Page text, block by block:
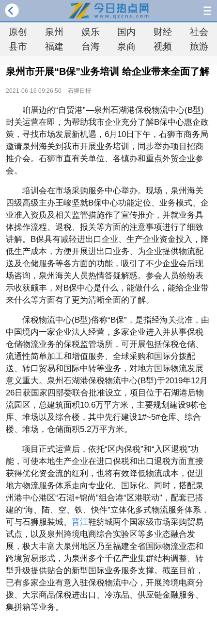
原创 泉州 娱乐 国内 财经
社会
县市
福建 台海 泉商 视频 旅游
泉州市开展“B保”业务培训 给企业带来全面了解
2021-06-16 09:26:50 石狮日报
咱厝边的“自贸港”—泉州石湖港保税物流中心(B型)
封关运营在即，为帮助我市企业充分了解B保中心惠企政
策，寻找市场发展新机遇，6月10日下午，石狮市商务局
邀请泉州海关到我市开展业务培训，同步举办项目招商
推介会。石狮市直有关单位、各镇办和重点外贸企业参
会。
培训会在市场采购服务中心举办。现场，泉州海关
四级高级主办王峻坚就B保中心功能定位、业务模式、企
业准入资质及相关监管措施作了宣传推介，并就业务具
体操作流程、退税、报关等方面的注意事项进行了细致
讲解。B保具有减轻进出口企业、生产企业资金投入，降
低生产成本，方便开展进出口业务、为企业提供物流配
送及仓储服务等各方面的功能，吸引了不少企业会后现
场咨询，泉州海关人员热情答疑解惑。参会人员纷纷表
示收获颇丰，对B保中心是什么，能做什么，能给企业带
来什么等方面有了更为清晰全面的了解。
保税物流中心(B型)俗称“B保”，是指经海关批准，由
中国境内一家企业法人经营，多家企业进入并从事保税
仓储物流业务的保税监管场所，可开展包括保税仓储、
流通性简单加工和增值服务、全球采购和国际分拨配
送、转口贸易和国际中转等业务，对地方国际物流发展
意义重大。泉州石湖港保税物流中心(B型)于2019年12月
26日获国家四部委联合批准设立，项目位于石湖港后物
流园区，总建筑面积10.6万平方米，主要规划建设9栋仓
库、堆场以及综合楼，其中先行建设1#~5#仓库、综合
楼、堆场，仓储面积5.2万平方米。
项目正式运营后，依托“区内保税”和“入区退税”功
能，可使本地生产企业在进口保税和出口退税方面直接
获得优化资金流的红利，也将有效降低物流成本，促进
地方物流服务体系走向专业化、国际化。同时，搭配泉
州港中心港区“石湖+锦尚”组合港“区港联动”，配套已搭
建的“海、陆、空、铁、快件”立体化多式物流服务体系，
可与石狮服装城、 晋江鞋纺城两个国家级市场采购贸易
试点，以及泉州跨境电商综合实验区等多业态融合发
展，极大丰富大泉州地区乃至福建全省国际物流业态和
跨境贸易形式，为泉州多个千亿产业集群结构调整、转
型升级提供贴合的新型国际业务服务支撑。截至目前，
已有多家企业有意入驻保税物流中心，开展跨境电商分
拨、大宗商品保税进出口、冷冻品、供应链金融服务、
集拼箱等业务。